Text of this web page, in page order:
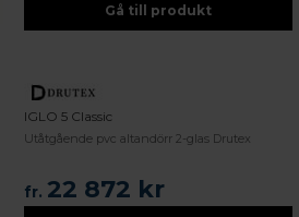
Gå till produkt
IGLO 5 Classic
Utåtgående pvc altandörr 2-glas Drutex
fr. 22 872 kr